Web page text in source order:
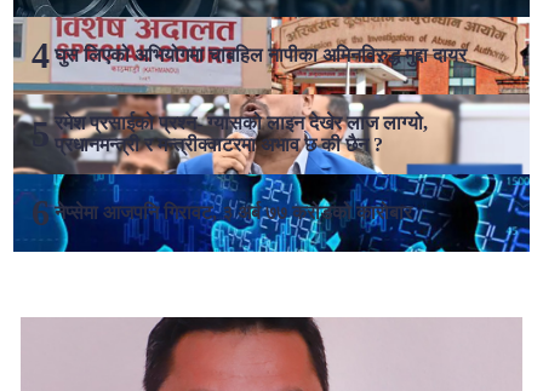
घुस लिएको अभियोगमा चाबहिल नापीका अमिनविरुद्ध मुद्दा दायर
रमेश प्रसाईको प्रश्न- ग्यासको लाइन देखेर लाज लाग्यो,
प्रधानमन्त्री र मन्त्रीक्वाटरमा अभाव छ की छैन ?
नेप्सेमा आजपनि गिरावट, ३ अर्ब ७७ करोडको कारोबार